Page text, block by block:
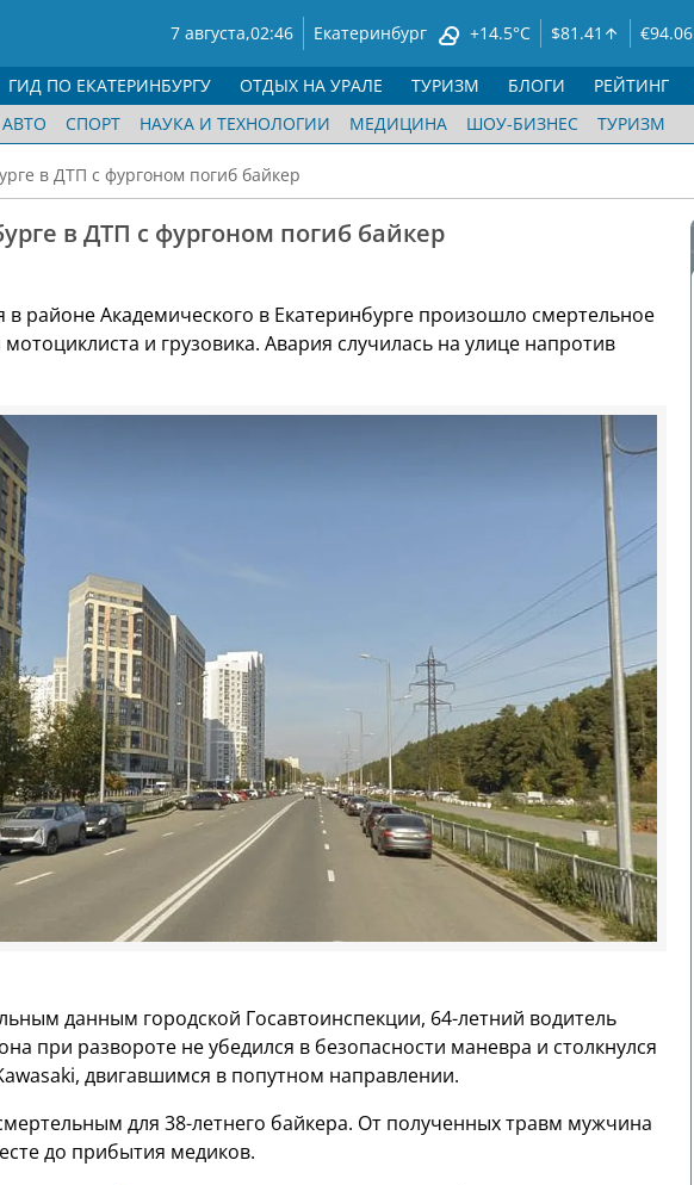
7 августа,02:46 Екатеринбург +14.5°C $81.41 €94.06
АВТО СПОРТ НАУКА И ТЕХНОЛОГИИ МЕДИЦИНА ШОУ-БИЗНЕС ТУРИЗМ
ГИД ПО ЕКАТЕРИНБУРГУ ОТДЫХ НА УРАЛЕ ТУРИЗМ БЛОГИ РЕЙТИНГ
в ДТП с фургоном погиб байкер
в ДТП с фургоном погиб байкер
районе Академического в Екатеринбурге произошло смертельное
и грузовика. Авария случилась на улице напротив
данным городской Госавтоинспекции, 64-летний водитель
при развороте не убедился в безопасности маневра и столкнулся
двигавшимся в попутном направлении.
для 38-летнего байкера. От полученных травм мужчина
до прибытия медиков.